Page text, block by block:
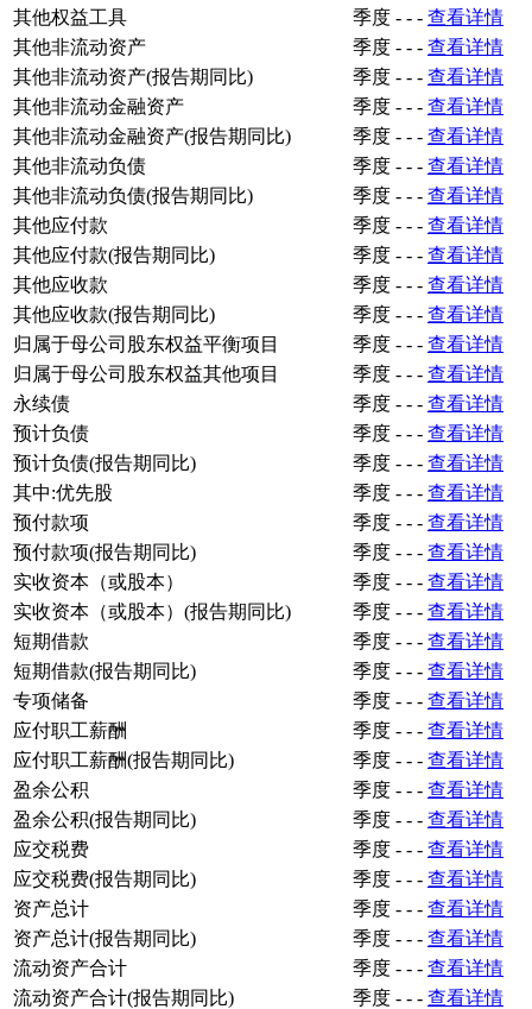
其他权益工具
季度 - - - 查看详情
其他非流动资产
季度 - - - 查看详情
其他非流动资产(报告期同比)
季度 - - - 查看详情
其他非流动金融资产
季度 - - - 查看详情
其他非流动金融资产(报告期同比)
季度 - - - 查看详情
其他非流动负债
季度 - - - 查看详情
其他非流动负债(报告期同比)
季度 - - - 查看详情
其他应付款
季度 - - - 查看详情
其他应付款(报告期同比)
季度 - - - 查看详情
其他应收款
季度 - - - 查看详情
其他应收款(报告期同比)
季度 - - - 查看详情
归属于母公司股东权益平衡项目
季度 - - - 查看详情
归属于母公司股东权益其他项目
季度 - - - 查看详情
永续债
季度 - - - 查看详情
预计负债
季度 - - - 查看详情
预计负债(报告期同比)
季度 - - - 查看详情
其中:优先股
季度 - - - 查看详情
预付款项
季度 - - - 查看详情
预付款项(报告期同比)
季度 - - - 查看详情
实收资本（或股本）
季度 - - - 查看详情
实收资本（或股本）(报告期同比)
季度 - - - 查看详情
短期借款
季度 - - - 查看详情
短期借款(报告期同比)
季度 - - - 查看详情
专项储备
季度 - - - 查看详情
应付职工薪酬
季度 - - - 查看详情
应付职工薪酬(报告期同比)
季度 - - - 查看详情
盈余公积
季度 - - - 查看详情
盈余公积(报告期同比)
季度 - - - 查看详情
应交税费
季度 - - - 查看详情
应交税费(报告期同比)
季度 - - - 查看详情
资产总计
季度 - - - 查看详情
资产总计(报告期同比)
季度 - - - 查看详情
流动资产合计
季度 - - - 查看详情
流动资产合计(报告期同比)
季度 - - - 查看详情